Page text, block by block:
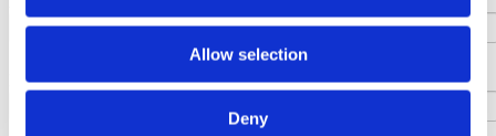
Allow selection
Deny
Post nr. & by